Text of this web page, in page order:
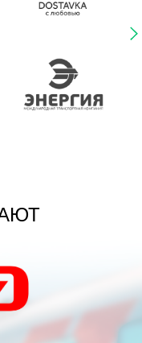
системы
высшего
концепция